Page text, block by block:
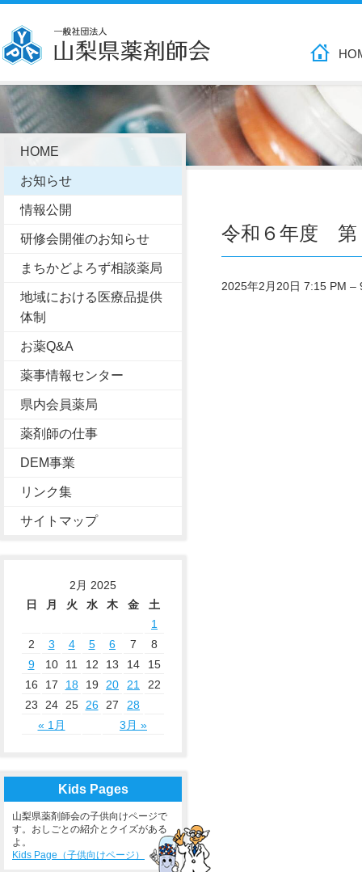
HOME
お知らせ
情報公開
研修会開催のお知らせ
まちかどよろず相談薬局
地域における医療品提供
体制
お薬Q&A
薬事情報センター
県内会員薬局
薬剤師の仕事
DEM事業
リンク集
サイトマップ
2月 2025
日
月 火 水 木 金
土
1
2
3 4 5 6 7
8
9
10 11 12 13 14
15
16
17 18 19 20 21
22
23
24 25 26 27
28
« 1月
3月 »
Kids Pages
山梨県薬剤師会の子供向けページで
す。おしごとの紹介とクイズがある
よ。
Kids Page（子供向けページ）
令和６年度 第
2025年2月20日 7:15 PM –